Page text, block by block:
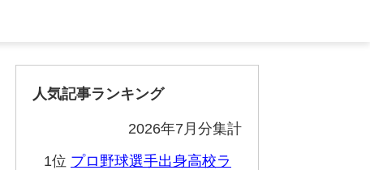
人気記事ランキング
2026年7月分集計
1位 プロ野球選手出身高校ラ